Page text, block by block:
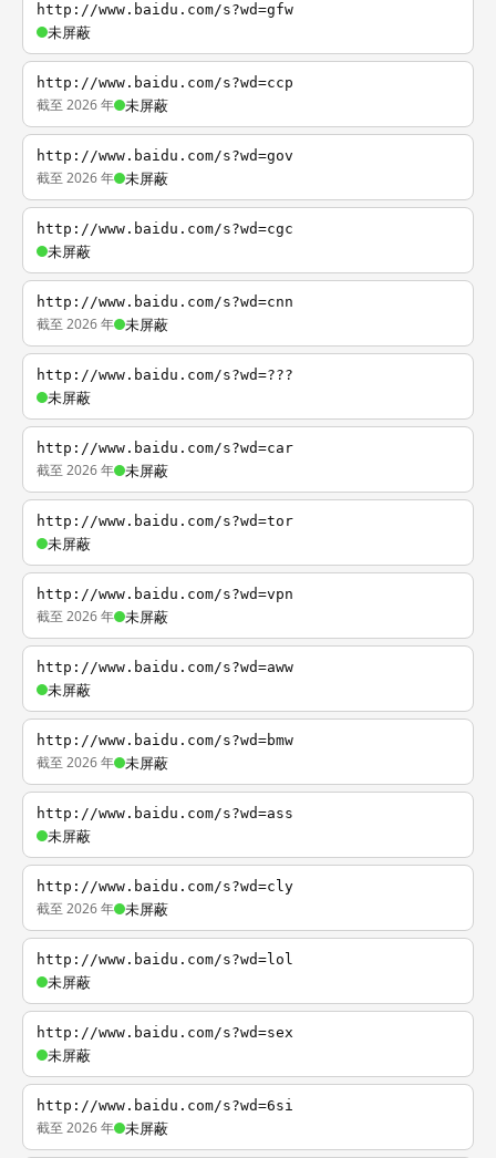
http://www.baidu.com/s?wd=gfw
未屏蔽
http://www.baidu.com/s?wd=ccp
截至 2026 年 未屏蔽
http://www.baidu.com/s?wd=gov
截至 2026 年 未屏蔽
http://www.baidu.com/s?wd=cgc
未屏蔽
http://www.baidu.com/s?wd=cnn
截至 2026 年 未屏蔽
http://www.baidu.com/s?wd=???
未屏蔽
http://www.baidu.com/s?wd=car
截至 2026 年 未屏蔽
http://www.baidu.com/s?wd=tor
未屏蔽
http://www.baidu.com/s?wd=vpn
截至 2026 年 未屏蔽
http://www.baidu.com/s?wd=aww
未屏蔽
http://www.baidu.com/s?wd=bmw
截至 2026 年 未屏蔽
http://www.baidu.com/s?wd=ass
未屏蔽
http://www.baidu.com/s?wd=cly
截至 2026 年 未屏蔽
http://www.baidu.com/s?wd=lol
未屏蔽
http://www.baidu.com/s?wd=sex
未屏蔽
http://www.baidu.com/s?wd=6si
截至 2026 年 未屏蔽